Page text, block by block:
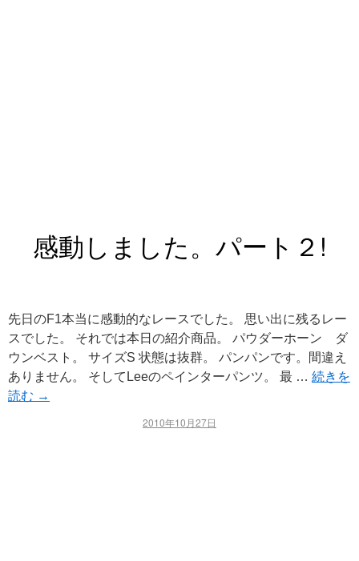
感動しました。パート２!
先日のF1本当に感動的なレースでした。 思い出に残るレー
スでした。 それでは本日の紹介商品。 パウダーホーン ダ
ウンベスト。 サイズS 状態は抜群。 パンパンです。間違え
ありません。 そしてLeeのペインターパンツ。 最 … 続きを
読む →
2010年10月27日